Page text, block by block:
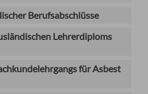
Berufsabschlüsse
Lehrerdiploms
für Asbest